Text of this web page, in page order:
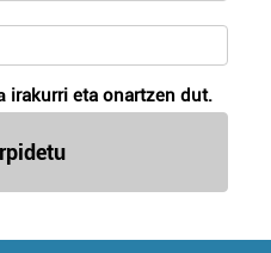
irakurri eta onartzen dut.